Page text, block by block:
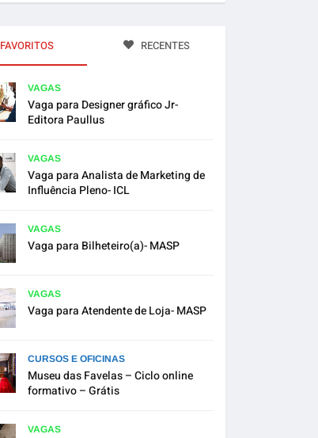
FAVORITOS RECENTES
VAGAS
Vaga para Designer gráfico Jr-
Editora Paullus
VAGAS
Vaga para Analista de Marketing de
Influência Pleno- ICL
VAGAS
Vaga para Bilheteiro(a)- MASP
VAGAS
Vaga para Atendente de Loja- MASP
CURSOS E OFICINAS
Museu das Favelas – Ciclo online
formativo – Grátis
VAGAS